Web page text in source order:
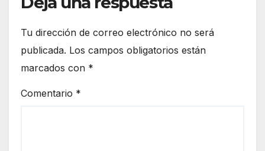
Tu dirección de correo electrónico no será
publicada. Los campos obligatorios están
marcados con *
Comentario *